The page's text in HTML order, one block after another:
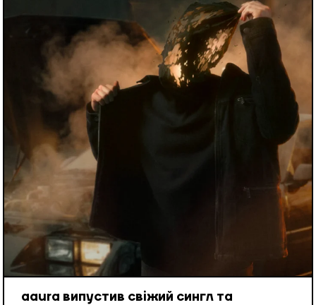
aaura випустив свіжий сингл та